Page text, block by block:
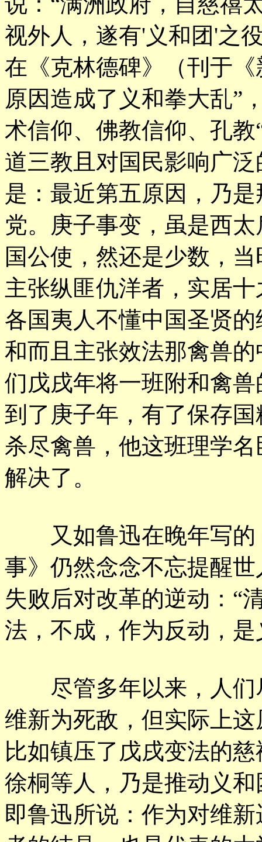
视外人，遂有'义和团'之
在《克林德碑》（刊于
原因造成了义和拳大乱”
术信仰、佛教信仰、孔
道三教且对国民影响广
是：最近第五原因，乃
党。庚子事变，虽是西
国公使，然还是少数，
主张纵匪仇洋者，实居
各国夷人不懂中国圣贤
和而且主张效法那禽兽
们戊戌年将一班附和禽
到了庚子年，有了保存
杀尽禽兽，他这班理学
解决了。
又如鲁迅在晚年写的
事》仍然念念不忘提醒
失败后对改革的逆动：“
法，不成，作为反动，
尽管多年以来，人们
维新为死敌，但实际上
比如镇压了戊戌变法的
徐桐等人，乃是推动义
即鲁迅所说：作为对维